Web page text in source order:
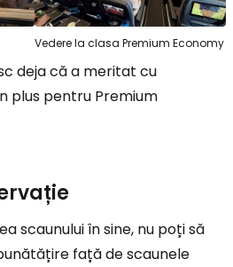
Vedere la clasa Premium Economy
deja că a meritat cu
plus pentru Premium
scaunului în sine, nu poți să
față de scaunele